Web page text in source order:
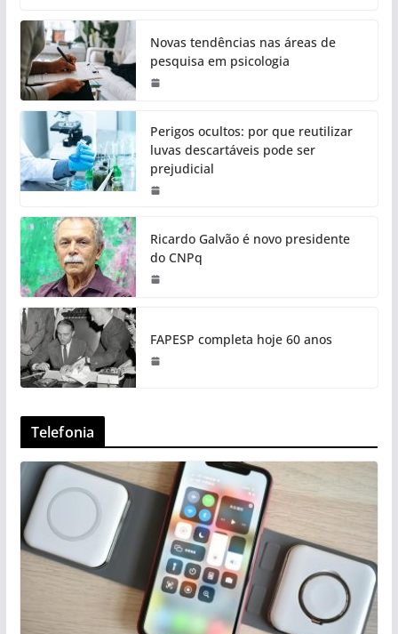
Novas tendências nas áreas de
pesquisa em psicologia
Perigos ocultos: por que reutilizar
luvas descartáveis pode ser
prejudicial
Ricardo Galvão é novo presidente
do CNPq
FAPESP completa hoje 60 anos
Telefonia